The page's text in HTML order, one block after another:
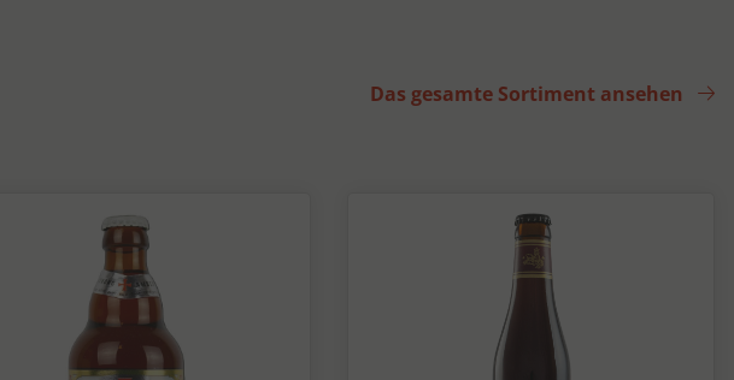
Das gesamte Sortiment ansehen